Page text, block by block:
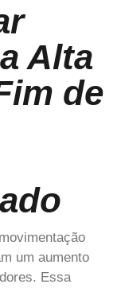
Alta
de
um aumento
Essa